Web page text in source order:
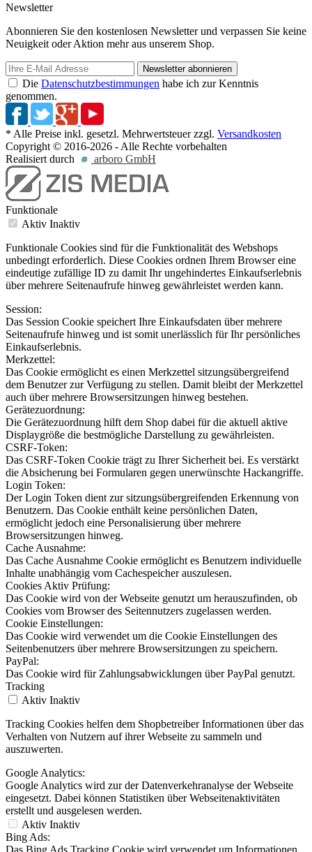
Newsletter
Abonnieren Sie den kostenlosen Newsletter und verpassen Sie keine
Neuigkeit oder Aktion mehr aus unserem Shop.
Newsletter abonnieren
Die Datenschutzbestimmungen habe ich zur Kenntnis
genommen.
* Alle Preise inkl. gesetzl. Mehrwertsteuer zzgl. Versandkosten
Copyright © 2016-2026 - Alle Rechte vorbehalten
Realisiert durch
arboro GmbH
Funktionale
Aktiv Inaktiv
Funktionale Cookies sind für die Funktionalität des Webshops
unbedingt erforderlich. Diese Cookies ordnen Ihrem Browser eine
eindeutige zufällige ID zu damit Ihr ungehindertes Einkaufserlebnis
über mehrere Seitenaufrufe hinweg gewährleistet werden kann.
Session:
Das Session Cookie speichert Ihre Einkaufsdaten über mehrere
Seitenaufrufe hinweg und ist somit unerlässlich für Ihr persönliches
Einkaufserlebnis.
Merkzettel:
Das Cookie ermöglicht es einen Merkzettel sitzungsübergreifend
dem Benutzer zur Verfügung zu stellen. Damit bleibt der Merkzettel
auch über mehrere Browsersitzungen hinweg bestehen.
Gerätezuordnung:
Die Gerätezuordnung hilft dem Shop dabei für die aktuell aktive
Displaygröße die bestmögliche Darstellung zu gewährleisten.
CSRF-Token:
Das CSRF-Token Cookie trägt zu Ihrer Sicherheit bei. Es verstärkt
die Absicherung bei Formularen gegen unerwünschte Hackangriffe.
Login Token:
Der Login Token dient zur sitzungsübergreifenden Erkennung von
Benutzern. Das Cookie enthält keine persönlichen Daten,
ermöglicht jedoch eine Personalisierung über mehrere
Browsersitzungen hinweg.
Cache Ausnahme:
Das Cache Ausnahme Cookie ermöglicht es Benutzern individuelle
Inhalte unabhängig vom Cachespeicher auszulesen.
Cookies Aktiv Prüfung:
Das Cookie wird von der Webseite genutzt um herauszufinden, ob
Cookies vom Browser des Seitennutzers zugelassen werden.
Cookie Einstellungen:
Das Cookie wird verwendet um die Cookie Einstellungen des
Seitenbenutzers über mehrere Browsersitzungen zu speichern.
PayPal:
Das Cookie wird für Zahlungsabwicklungen über PayPal genutzt.
Tracking
Aktiv Inaktiv
Tracking Cookies helfen dem Shopbetreiber Informationen über das
Verhalten von Nutzern auf ihrer Webseite zu sammeln und
auszuwerten.
Google Analytics:
Google Analytics wird zur der Datenverkehranalyse der Webseite
eingesetzt. Dabei können Statistiken über Webseitenaktivitäten
erstellt und ausgelesen werden.
Aktiv Inaktiv
Bing Ads:
Das Bing Ads Tracking Cookie wird verwendet um Informationen